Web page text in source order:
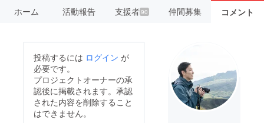
ホーム 活動報告 支援者90 仲間募集 コメント
投稿するには ログイン が
必要です。
プロジェクトオーナーの承
認後に掲載されます。承認
された内容を削除すること
はできません。